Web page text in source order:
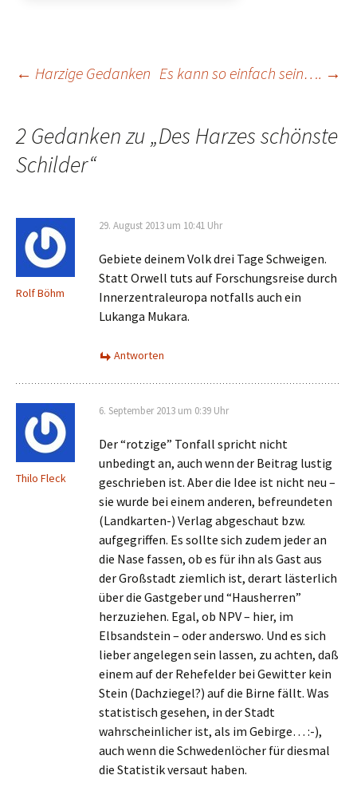
Beitrags-
Navigation
← Harzige Gedanken Es kann so einfach sein…. →
2 Gedanken zu „Des Harzes schönste
Schilder“
Rolf Böhm
29. August 2013 um 10:41 Uhr
Gebiete deinem Volk drei Tage Schweigen.
Statt Orwell tuts auf Forschungsreise durch
Innerzentraleuropa notfalls auch ein
Lukanga Mukara.
Antworten
Thilo Fleck
6. September 2013 um 0:39 Uhr
Der “rotzige” Tonfall spricht nicht
unbedingt an, auch wenn der Beitrag lustig
geschrieben ist. Aber die Idee ist nicht neu –
sie wurde bei einem anderen, befreundeten
(Landkarten-) Verlag abgeschaut bzw.
aufgegriffen. Es sollte sich zudem jeder an
die Nase fassen, ob es für ihn als Gast aus
der Großstadt ziemlich ist, derart lästerlich
über die Gastgeber und “Hausherren”
herzuziehen. Egal, ob NPV – hier, im
Elbsandstein – oder anderswo. Und es sich
lieber angelegen sein lassen, zu achten, daß
einem auf der Rehefelder bei Gewitter kein
Stein (Dachziegel?) auf die Birne fällt. Was
statistisch gesehen, in der Stadt
wahrscheinlicher ist, als im Gebirge… :-),
auch wenn die Schwedenlöcher für diesmal
die Statistik versaut haben.